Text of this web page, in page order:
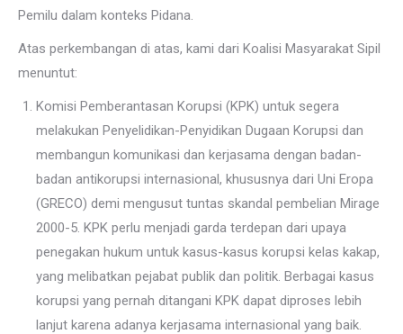
Pemilu dalam konteks Pidana.
Atas perkembangan di atas, kami dari Koalisi Masyarakat Sipil
menuntut:
Komisi Pemberantasan Korupsi (KPK) untuk segera
melakukan Penyelidikan-Penyidikan Dugaan Korupsi dan
membangun komunikasi dan kerjasama dengan badan-
badan antikorupsi internasional, khususnya dari Uni Eropa
(GRECO) demi mengusut tuntas skandal pembelian Mirage
2000-5. KPK perlu menjadi garda terdepan dari upaya
penegakan hukum untuk kasus-kasus korupsi kelas kakap,
yang melibatkan pejabat publik dan politik. Berbagai kasus
korupsi yang pernah ditangani KPK dapat diproses lebih
lanjut karena adanya kerjasama internasional yang baik.